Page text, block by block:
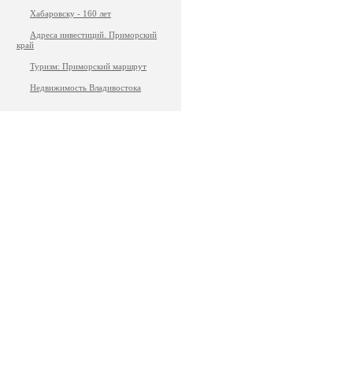
Хабаровску - 160 лет
Адреса инвестиций. Приморский
край
Туризм: Приморский маршрут
Недвижимость Владивостока